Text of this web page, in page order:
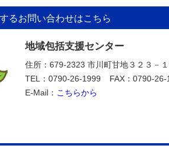
るお問い合わせはこちら
地域包括支援センター
住所：679-2323 市川町甘地３２３－１
TEL：0790-26-1999
FAX：0790-26-
E-Mail： こちらから